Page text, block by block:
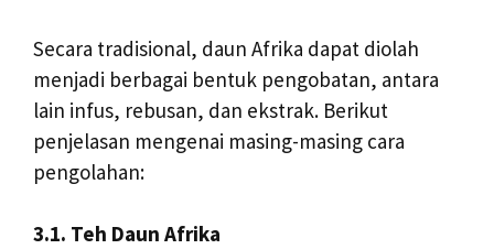
Secara tradisional, daun Afrika dapat diolah
menjadi berbagai bentuk pengobatan, antara
lain infus, rebusan, dan ekstrak. Berikut
penjelasan mengenai masing-masing cara
pengolahan:
3.1. Teh Daun Afrika